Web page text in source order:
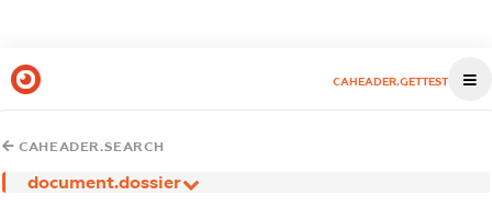
CAHEADER.GETTEST
CAHEADER.SEARCH
document.dossier